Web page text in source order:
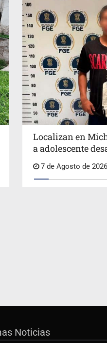
Localizan en
a adolescente
7 de Agosto de 2026
Noticias